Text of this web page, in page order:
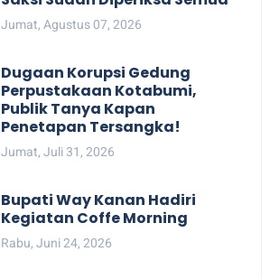
Jumat, Agustus 07, 2026
Dugaan Korupsi Gedung
Perpustakaan Kotabumi,
Publik Tanya Kapan
Penetapan Tersangka!
Jumat, Juli 31, 2026
Bupati Way Kanan Hadiri
Kegiatan Coffe Morning
Rabu, Juni 24, 2026